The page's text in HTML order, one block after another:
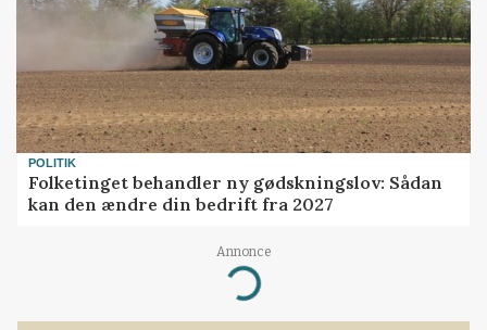
POLITIK
Folketinget behandler ny gødskningslov: Sådan
kan den ændre din bedrift fra 2027
Annonce
Loading...